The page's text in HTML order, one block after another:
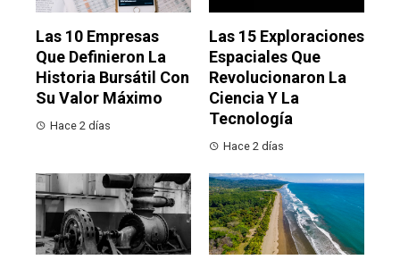
Las 10 Empresas
Que Definieron La
Historia Bursátil Con
Su Valor Máximo
Hace 2 días
Las 15 Exploraciones
Espaciales Que
Revolucionaron La
Ciencia Y La
Tecnología
Hace 2 días